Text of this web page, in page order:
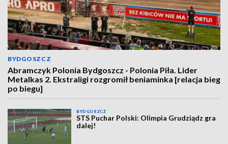
BYDGOSZCZ
Abramczyk Polonia Bydgoszcz - Polonia Piła. Lider
Metalkas 2. Ekstraligi rozgromił beniaminka [relacja bieg
po biegu]
BYDGOSZCZ
STS Puchar Polski: Olimpia Grudziądz gra
dalej!